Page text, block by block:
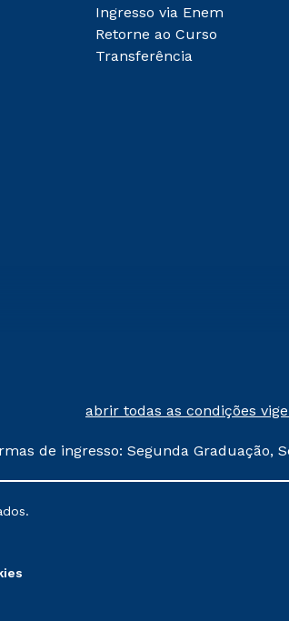
Ingresso via Enem
Retorne ao Curso
Transferência
abrir todas as condições
de ingresso: Segunda Graduação,
alterações nos períodos de